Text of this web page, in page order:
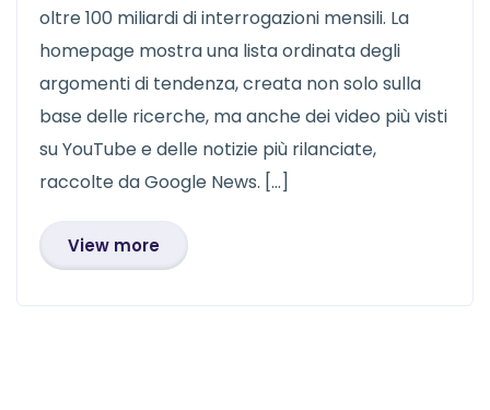
oltre 100 miliardi di interrogazioni mensili. La
homepage mostra una lista ordinata degli
argomenti di tendenza, creata non solo sulla
base delle ricerche, ma anche dei video più visti
su YouTube e delle notizie più rilanciate,
raccolte da Google News. […]
View more